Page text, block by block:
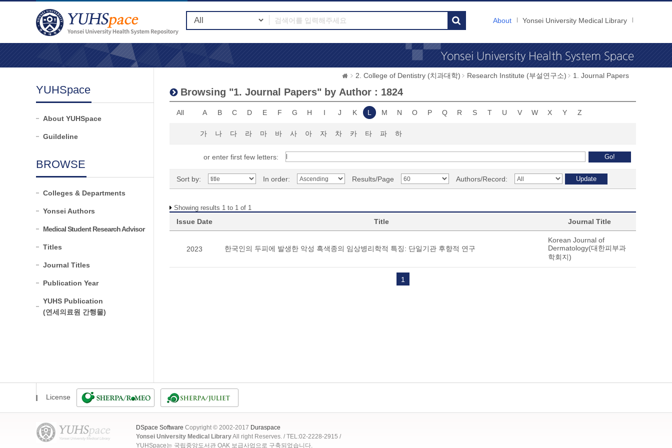
About Yonsei University Medical Library
YUHSpace
About YUHSpace
Guildeline
BROWSE
Colleges & Departments
Yonsei Authors
Medical Student Research Advisor
Titles
Journal Titles
Publication Year
YUHS Publication
(연세의료원 간행물)
2. College of Dentistry (치과대학) Research Institute (부설연구소) 1. Journal Papers
Browsing "1. Journal Papers" by Author : 1824
All A B C D E F G H I J K L M N O P Q R S T U V W X Y Z
가 나 다 라 마 바 사 아 자 차 카 타 파 하
or enter first few letters:
Sort by: In order: Results/Page Authors/Record:
Showing results 1 to 1 of 1
Issue Date Title Journal Title
2023 한국인의 두피에 발생한 악성 흑색종의 임상병리학적 특징: 단일기관 후향적 연구
Korean Journal of
Dermatology(대한피부과
학회지)
1
License
DSpace Software Copyright © 2002-2017 Duraspace
Yonsei University Medical LibraryAll right Reserves. / TEL:02-2228-2915 /
YUHSpace는 국립중앙도서관 OAK 보급사업으로 구축되었습니다.